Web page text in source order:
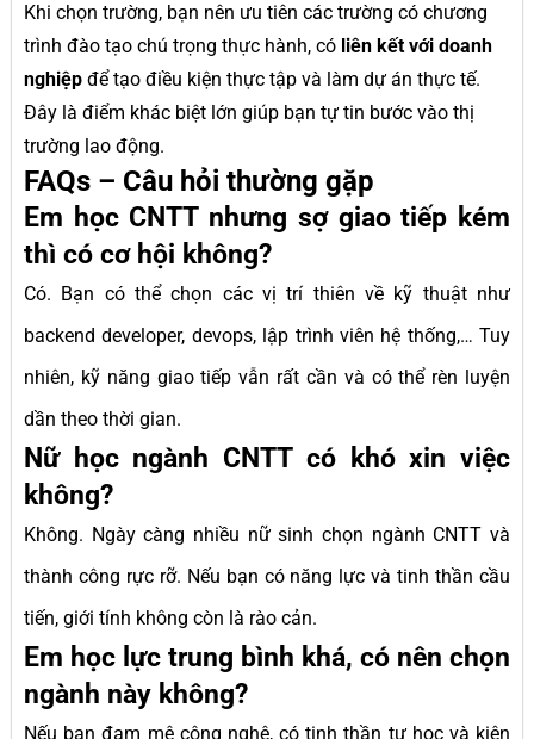
Khi chọn trường, bạn nên ưu tiên các trường có chương
trình đào tạo chú trọng thực hành, có liên kết với doanh
nghiệp để tạo điều kiện thực tập và làm dự án thực tế.
Đây là điểm khác biệt lớn giúp bạn tự tin bước vào thị
trường lao động.
FAQs – Câu hỏi thường gặp
Em học CNTT nhưng sợ giao tiếp kém
thì có cơ hội không?
Có. Bạn có thể chọn các vị trí thiên về kỹ thuật như
backend developer, devops, lập trình viên hệ thống,… Tuy
nhiên, kỹ năng giao tiếp vẫn rất cần và có thể rèn luyện
dần theo thời gian.
Nữ học ngành CNTT có khó xin việc
không?
Không. Ngày càng nhiều nữ sinh chọn ngành CNTT và
thành công rực rỡ. Nếu bạn có năng lực và tinh thần cầu
tiến, giới tính không còn là rào cản.
Em học lực trung bình khá, có nên chọn
ngành này không?
Nếu bạn đam mê công nghệ, có tinh thần tự học và kiên